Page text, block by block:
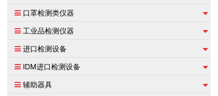
口罩检测类仪器
工业品检测仪器
进口检测设备
IDM进口检测设备
辅助器具